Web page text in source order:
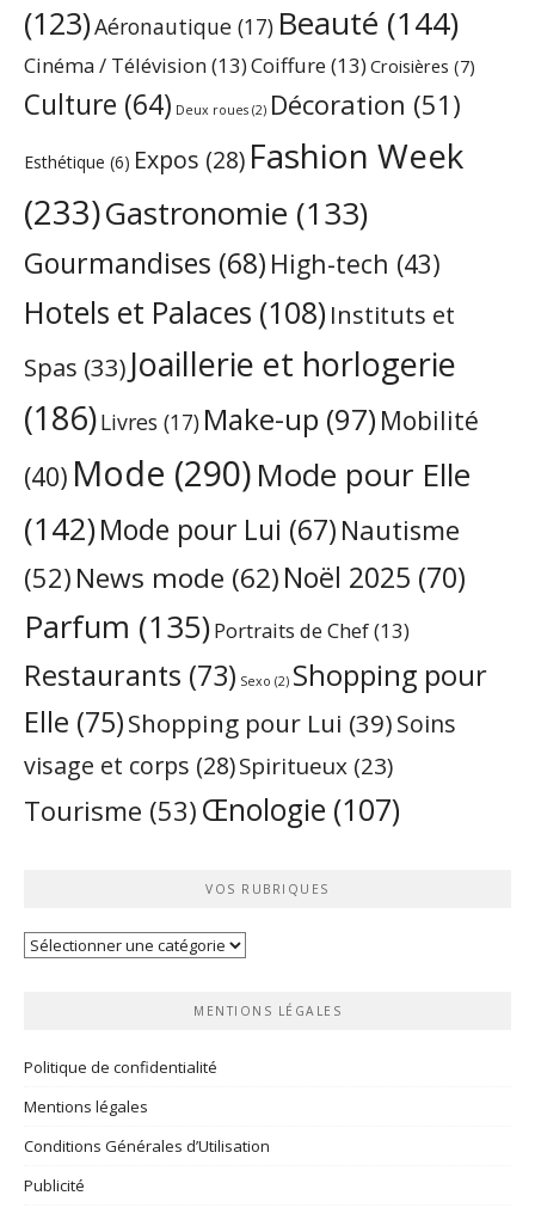
(123)Aéronautique (17) Beauté (144)
Cinéma / Télévision(13)Coiffure(13) Croisières (7)
Culture (64) Deux roues (2) Décoration (51)
Esthétique (6) Expos (28) Fashion Week
(233)Gastronomie (133)
Gourmandises (68) High-tech (43)
Hotels et Palaces (108) Instituts et
Spas (33) Joaillerie et horlogerie
(186)Livres (17) Make-up (97) Mobilité
(40) Mode (290)Mode pour Elle
(142)Mode pour Lui (67) Nautisme
(52) News mode (62)Noël 2025 (70)
Parfum (135)Portraits de Chef(13)
Restaurants (73) Sexo (2) Shopping pour
Elle (75)Shopping pour Lui (39)Soins
visage et corps (28)Spiritueux (23)
Tourisme (53) Œnologie (107)
VOS RUBRIQUES
Vos
MENTIONS LÉGALES
Politique de confidentialité
Mentions légales
Conditions Générales d’Utilisation
Publicité